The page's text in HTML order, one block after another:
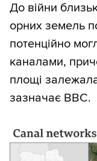
До війни
орних земель
потенційно
каналами,
площі
зазначає BBC.